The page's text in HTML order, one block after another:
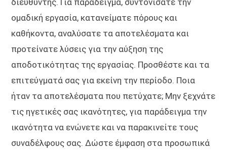
διευθυντής. Για παράδειγμα, συντονίσατε την
ομαδική εργασία, κατανείματε πόρους και
καθήκοντα, αναλύσατε τα αποτελέσματα και
προτείνατε λύσεις για την αύξηση της
αποδοτικότητας της εργασίας. Προσθέστε και τα
επιτεύγματά σας για εκείνη την περίοδο. Ποια
ήταν τα αποτελέσματα που πετύχατε; Μην ξεχνάτε
τις ηγετικές σας ικανότητες, για παράδειγμα την
ικανότητα να ενώνετε και να παρακινείτε τους
συναδέλφους σας. Δώστε έμφαση στα προσωπικά